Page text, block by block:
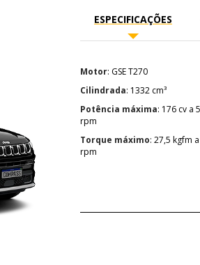
ESPECIFICAÇÕES
Motor : GSE T270
Cilindrada : 1332 cm³
Potência máxima: 176 cv a 5.750
rpm
Torque máximo: 27,5 kgfm a 1.750
rpm